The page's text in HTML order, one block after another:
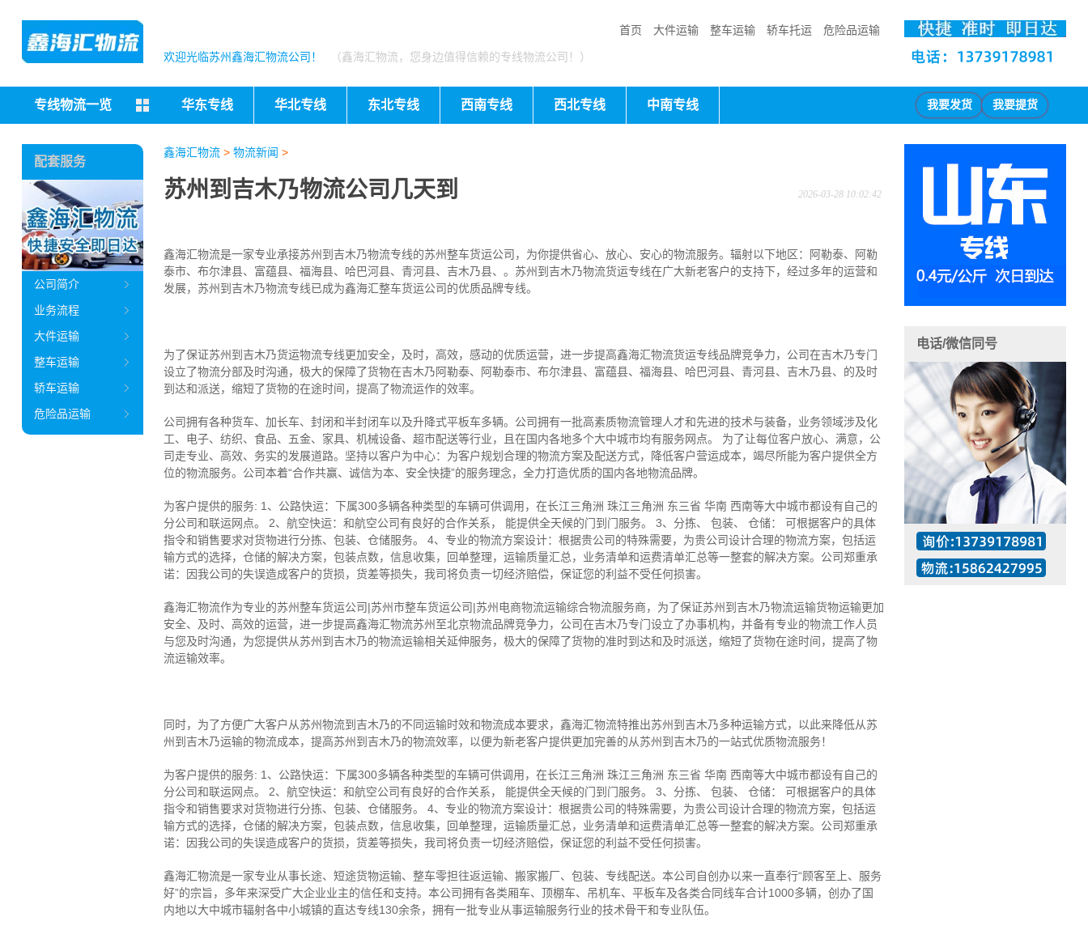
首页 大件运输 整车运输 轿车托运 危险品运输
欢迎光临苏州鑫海汇物流公司！ （鑫海汇物流，您身边值得信赖的专线物流公司！）
专线物流一览 华东专线 华北专线 东北专线 西南专线 西北专线 中南专线 我要发货 我要提货
鑫海汇物流> 物流新闻 >
苏州到吉木乃物流公司几天到 2026-03-28 10:02:42
鑫海汇物流是一家专业承接苏州到吉木乃物流专线的苏州整车货运公司，为你提供省心、放心、安心的物流服务。辐射以下地区：阿勒泰、阿勒
泰市、布尔津县、富蕴县、福海县、哈巴河县、青河县、吉木乃县、。苏州到吉木乃物流货运专线在广大新老客户的支持下，经过多年的运营和
发展，苏州到吉木乃物流专线已成为鑫海汇整车货运公司的优质品牌专线。
为了保证苏州到吉木乃货运物流专线更加安全，及时，高效，感动的优质运营，进一步提高鑫海汇物流货运专线品牌竞争力，公司在吉木乃专门
设立了物流分部及时沟通，极大的保障了货物在吉木乃阿勒泰、阿勒泰市、布尔津县、富蕴县、福海县、哈巴河县、青河县、吉木乃县、的及时
到达和派送，缩短了货物的在途时间，提高了物流运作的效率。
公司拥有各种货车、加长车、封闭和半封闭车以及升降式平板车多辆。公司拥有一批高素质物流管理人才和先进的技术与装备，业务领域涉及化
工、电子、纺织、食品、五金、家具、机械设备、超市配送等行业，且在国内各地多个大中城市均有服务网点。 为了让每位客户放心、满意，公
司走专业、高效、务实的发展道路。坚持以客户为中心：为客户规划合理的物流方案及配送方式，降低客户营运成本，竭尽所能为客户提供全方
位的物流服务。公司本着“合作共赢、诚信为本、安全快捷”的服务理念，全力打造优质的国内各地物流品牌。
为客户提供的服务: 1、公路快运：下属300多辆各种类型的车辆可供调用，在长江三角洲 珠江三角洲 东三省 华南 西南等大中城市都设有自己的
分公司和联运网点。 2、航空快运：和航空公司有良好的合作关系， 能提供全天候的门到门服务。 3、分拣、 包装、 仓储： 可根据客户的具体
指令和销售要求对货物进行分拣、包装、仓储服务。 4、专业的物流方案设计：根据贵公司的特殊需要，为贵公司设计合理的物流方案，包括运
输方式的选择，仓储的解决方案，包装点数，信息收集，回单整理，运输质量汇总，业务清单和运费清单汇总等一整套的解决方案。公司郑重承
诺：因我公司的失误造成客户的货损，货差等损失，我司将负责一切经济赔偿，保证您的利益不受任何损害。
鑫海汇物流作为专业的苏州整车货运公司|苏州市整车货运公司|苏州电商物流运输综合物流服务商，为了保证苏州到吉木乃物流运输货物运输更加
安全、及时、高效的运营，进一步提高鑫海汇物流苏州至北京物流品牌竞争力，公司在吉木乃专门设立了办事机构，并备有专业的物流工作人员
与您及时沟通，为您提供从苏州到吉木乃的物流运输相关延伸服务，极大的保障了货物的准时到达和及时派送，缩短了货物在途时间，提高了物
流运输效率。
同时，为了方便广大客户从苏州物流到吉木乃的不同运输时效和物流成本要求，鑫海汇物流特推出苏州到吉木乃多种运输方式，以此来降低从苏
州到吉木乃运输的物流成本，提高苏州到吉木乃的物流效率，以便为新老客户提供更加完善的从苏州到吉木乃的一站式优质物流服务！
为客户提供的服务: 1、公路快运：下属300多辆各种类型的车辆可供调用，在长江三角洲 珠江三角洲 东三省 华南 西南等大中城市都设有自己的
分公司和联运网点。 2、航空快运：和航空公司有良好的合作关系， 能提供全天候的门到门服务。 3、分拣、 包装、 仓储： 可根据客户的具体
指令和销售要求对货物进行分拣、包装、仓储服务。 4、专业的物流方案设计：根据贵公司的特殊需要，为贵公司设计合理的物流方案，包括运
输方式的选择，仓储的解决方案，包装点数，信息收集，回单整理，运输质量汇总，业务清单和运费清单汇总等一整套的解决方案。公司郑重承
诺：因我公司的失误造成客户的货损，货差等损失，我司将负责一切经济赔偿，保证您的利益不受任何损害。
鑫海汇物流是一家专业从事长途、短途货物运输、整车零担往返运输、搬家搬厂、包装、专线配送。本公司自创办以来一直奉行“顾客至上、服务
好”的宗旨，多年来深受广大企业业主的信任和支持。本公司拥有各类厢车、顶棚车、吊机车、平板车及各类合同线车合计1000多辆，创办了国
内地以大中城市辐射各中小城镇的直达专线130余条，拥有一批专业从事运输服务行业的技术骨干和专业队伍。
配套服务
公司简介
业务流程
大件运输
整车运输
轿车运输
危险品运输
电话/微信同号